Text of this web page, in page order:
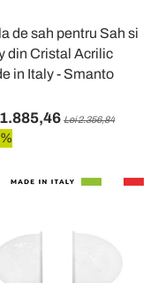
de sah pentru Sah si
din Cristal Acrilic
in Italy - Smanto
Lei 2.356,84